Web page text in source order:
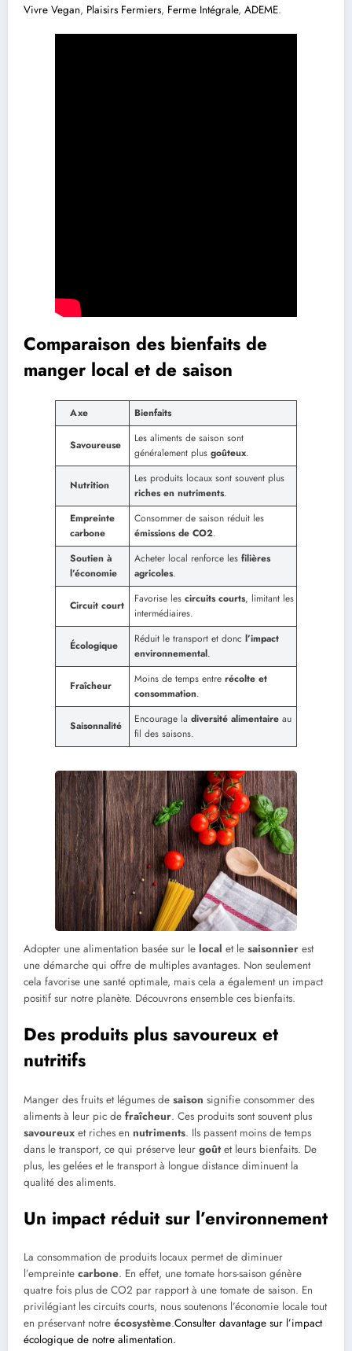
Vivre Vegan, Plaisirs Fermiers, Ferme Intégrale, ADEME.
Comparaison des bienfaits de
manger local et de saison
Axe Bienfaits
Savoureuse
Les aliments de saison sont
généralement plus goûteux.
Nutrition
Les produits locaux sont souvent plus
riches en nutriments.
Empreinte
carbone
Consommer de saison réduit les
émissions de CO2.
Soutien à
l’économie
Acheter local renforce les filières
agricoles.
Circuit court Favorise les circuits courts, limitant les
intermédiaires.
Écologique Réduit le transport et donc l’impact
environnemental.
Fraîcheur Moins de temps entre récolte et
consommation.
Saisonnalité Encourage la diversité alimentaire au
fil des saisons.
Adopter une alimentation basée sur le local et le saisonnier est
une démarche qui offre de multiples avantages. Non seulement
cela favorise une santé optimale, mais cela a également un impact
positif sur notre planète. Découvrons ensemble ces bienfaits.
Des produits plus savoureux et
nutritifs
Manger des fruits et légumes de saison signifie consommer des
aliments à leur pic de fraîcheur. Ces produits sont souvent plus
savoureux et riches en nutriments. Ils passent moins de temps
dans le transport, ce qui préserve leur goûtet leurs bienfaits. De
plus, les gelées et le transport à longue distance diminuent la
qualité des aliments.
Un impact réduit sur l’environnement
La consommation de produits locaux permet de diminuer
l’empreinte carbone. En effet, une tomate hors-saison génère
quatre fois plus de CO2 par rapport à une tomate de saison. En
privilégiant les circuits courts, nous soutenons l’économie locale tout
en préservant notre écosystème.Consulter davantage sur l’impact
écologique de notre alimentation.